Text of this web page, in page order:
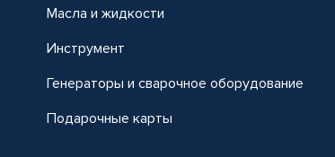
Масла и жидкости
Инструмент
Генераторы и сварочное оборудование
Подарочные карты